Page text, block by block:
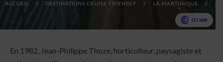
ACCUEIL DESTINATIONS CRUISE FRIENDLY LA MARTINIQUE
En 1982, Jean-Philippe Thoze, horticulteur, paysagiste et